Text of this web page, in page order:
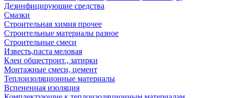
Дезинфицирующие средства
Смазки
Строительная химия прочее
Строительные материалы разное
Строительные смеси
Известь,паста меловая
Клеи общестроит., затирки
Монтажные смеси, цемент
Теплоизоляционные материалы
Вспененная изоляция